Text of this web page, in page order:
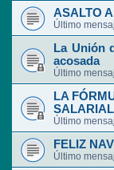
ASALTO
Último
La Unión
acosada
Último
LA
SALARIAL
Último
FELIZ
Último